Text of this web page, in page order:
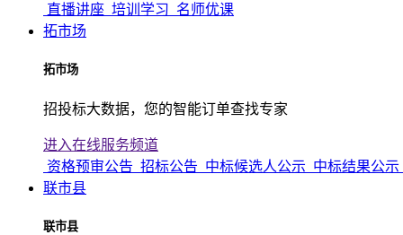
直播讲座 培训学习 名师优课
拓市场
拓市场
招投标大数据，您的智能订单查找专家
进入在线服务频道
资格预审公告 招标公告 中标候选人公示 中标结果公示
联市县
联市县